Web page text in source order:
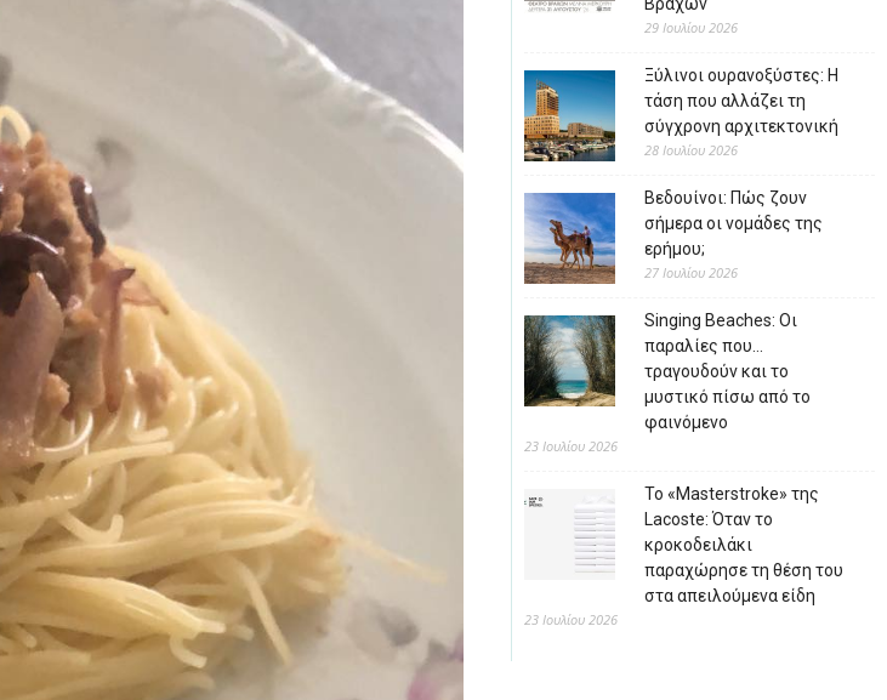
29 Ιουλίου 2026
Ξύλινοι ουρανοξύστες: Η
τάση που αλλάζει τη
σύγχρονη αρχιτεκτονική
28 Ιουλίου 2026
Βεδουίνοι: Πώς ζουν
σήμερα οι νομάδες της
ερήμου;
27 Ιουλίου 2026
Singing Beaches: Οι
παραλίες που…
τραγουδούν και το
μυστικό πίσω από το
φαινόμενο
23 Ιουλίου 2026
Το «Masterstroke» της
Lacoste: Όταν το
κροκοδειλάκι
παραχώρησε τη θέση του
στα απειλούμενα είδη
23 Ιουλίου 2026